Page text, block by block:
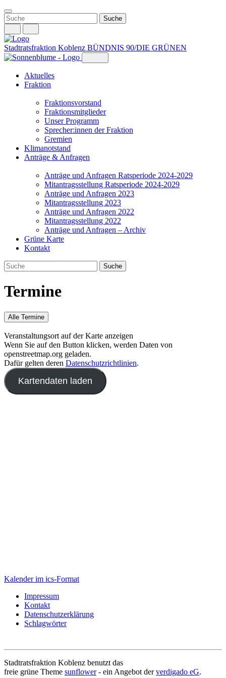
Weiter
zum
Inhalt
Stadtratsfraktion Koblenz BÜNDNIS 90/DIE GRÜNEN
Aktuelles
Fraktion
Fraktionsvorstand
Fraktionsmitglieder
Unser Programm
Sprecher:innen der Fraktion
Gremien
Klimanotstand
Anträge & Anfragen
Anträge und Anfragen Ratsperiode 2024-2029
Mitantragsstellung Ratsperiode 2024-2029
Anträge und Anfragen 2023
Mitantragsstellung 2023
Anträge und Anfragen 2022
Mitantragsstellung 2022
Anträge und Anfragen – Archiv
Grüne Karte
Kontakt
Termine
Alle Termine
Veranstaltungsort auf der Karte anzeigen
Wenn Sie auf den Button klicken, werden Daten von
openstreetmap.org geladen.
Dafür gelten deren Datenschutzrichtlinien.
Kartendaten laden
Kalender im ics-Format
Impressum
Kontakt
Datenschutzerklärung
Schlagwörter
Stadtratsfraktion Koblenz benutzt das
freie grüne Theme sunflower‐ ein Angebot derverdigado eG.